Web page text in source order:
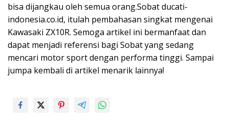
bisa dijangkau oleh semua orang.Sobat ducati-
indonesia.co.id, itulah pembahasan singkat mengenai
Kawasaki ZX10R. Semoga artikel ini bermanfaat dan
dapat menjadi referensi bagi Sobat yang sedang
mencari motor sport dengan performa tinggi. Sampai
jumpa kembali di artikel menarik lainnya!